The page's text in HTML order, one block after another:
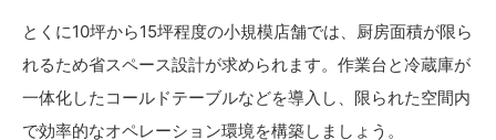
とくに10坪から15坪程度の小規模店舗では、厨房面積が限ら
れるため省スペース設計が求められます。作業台と冷蔵庫が
一体化したコールドテーブルなどを導入し、限られた空間内
で効率的なオペレーション環境を構築しましょう。